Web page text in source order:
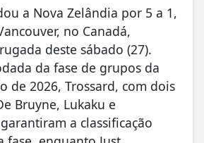
a Nova Zelândia por 5 a 1,
no Canadá,
deste sábado (27).
da fase de grupos da
de 2026, Trossard, com dois
Bruyne, Lukaku e
a classificação